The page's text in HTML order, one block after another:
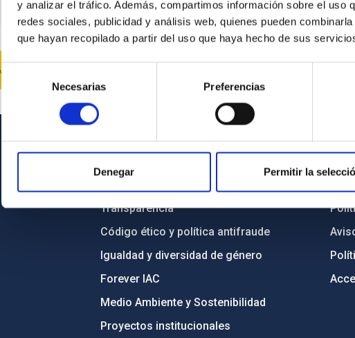
y analizar el tráfico. Además, compartimos información sobre el uso
redes sociales, publicidad y análisis web, quienes pueden
que hayan recopilado a partir del uso que haya hecho de sus
Selección
de
consentimiento
Necesarias Preferencias
Denegar Permitir la
INFORMACIÓN INSTITUCIONAL
Transparencia
Código ético y política antifraude
Igualdad y diversidad de género
Forever IAC
Medio Ambiente y Sostenibilidad
Proyectos institucionales